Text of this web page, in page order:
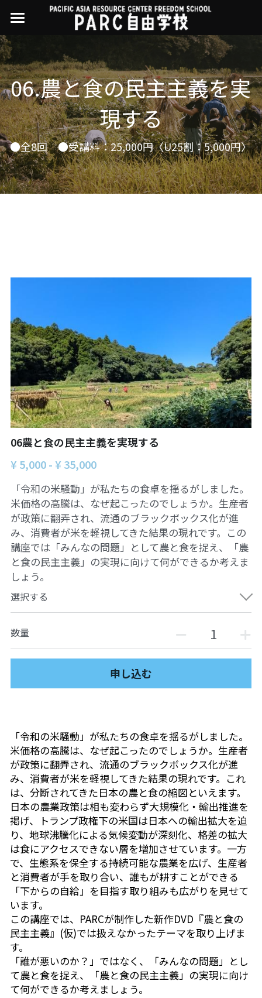
講座一覧
01オンライン講座：テック・ジャスティス
02オンライン講座：「自由と平等」の国の
帝国主義
03ハイブリッド講座：人権を保障するのは
誰か
04参加型ゼミ：パレスチナをどう学ぶ？教
現する
08ハイブリッド:メキシコ最大の先住民言語
ナワトル語を知る
09オンライン講座：世界のニュースから国
際情勢を読み解こう
10オンラインLet's talk abouttheworld
11対面講座：鎌田慧 時代を描く・ルポルタ
ージュの現場から
12対面講座：＜たね＞からはじまる無肥料
自然栽培2026
13対面講座：ビオダンサ
14対面講座：表現することは生きること
過去の講座
公開中の過去講座
近年の講座一覧
お問い合わせ・アクセス
よくある質問
06.農と食の民主主義を実
現する
●全8回　●受講料：25,000円〈U25割：5,000円〉
06農と食の民主主義を実現する
¥ 5,000 - ¥ 35,000
「令和の米騒動」が私たちの食卓を揺るがしました。
米価格の高騰は、なぜ起こったのでしょうか。生産者
が政策に翻弄され、流通のブラックボックス化が進
み、消費者が米を軽視してきた結果の現れです。この
講座では「みんなの問題」として農と食を捉え、「農
と食の民主主義」の実現に向けて何ができるか考えま
しょう。
選択する
数量
申し込む
「令和の米騒動」が私たちの食卓を揺るがしました。
米価格の高騰は、なぜ起こったのでしょうか。生産者
が政策に翻弄され、流通のブラックボックス化が進
み、消費者が米を軽視してきた結果の現れです。これ
は、分断されてきた日本の農と食の縮図といえます。
日本の農業政策は相も変わらず大規模化・輸出推進を
掲げ、トランプ政権下の米国は日本への輸出拡大を迫
り、地球沸騰化による気候変動が深刻化、格差の拡大
は食にアクセスできない層を増加させています。一方
で、生態系を保全する持続可能な農業を広げ、生産者
と消費者が手を取り合い、誰もが耕すことができる
「下からの自給」を目指す取り組みも広がりを見せて
います。
この講座では、PARCが制作した新作DVD『農と食の
民主主義』(仮)では扱えなかったテーマを取り上げま
す。
「誰が悪いのか？」ではなく、「みんなの問題」とし
て農と食を捉え、「農と食の民主主義」の実現に向け
て何ができるか考えましょう。
ストアカテゴリー
すべてのカテゴリー
11世界ニュース
10武藤一羊の英文精読
09ルイースの英会話
08ラテンアメリカ先住民言語
06韓国：「文化民主主義」の根っこを学ぶ
03食べものから学ぶ経済学
05データの力で社会を動かす！ 市民による社
会調査力アップ入門講座
アートをめぐるフィールドワークin関西2025
社会的連帯経済を探す旅2025
アクションツアー沖縄2025
奥間さん沖縄勉強会
【越境】04鎌田慧 時代を描く・ルポルタージ
ュの現場から
【越境】01民主主義の修復へ
に
【越境】05市民による社会調査力アップ入門講
座
【越境】06 韓国：「文化民主主義」の根っこを
志保の仕事をとらえなおす
【越境】08ラテンアメリカ先住民の言語と文化
を学ぶ
自然栽培2026
PARC田んぼお米販売
01テック・ジャスティス
02「自由と平等」の国の帝国主義
03人権を保障するのは誰か？
04パレスチナをどう学ぶ？教える？
05「共に生きる」ための社会調査
11鎌田慧 時代を描く・ルポルタージュの現場か